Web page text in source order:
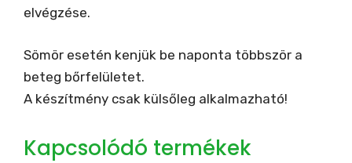
elvégzése.
Sömör esetén kenjük be naponta többször a
beteg bőrfelületet.
A készítmény csak külsőleg alkalmazható!
Kapcsolódó termékek